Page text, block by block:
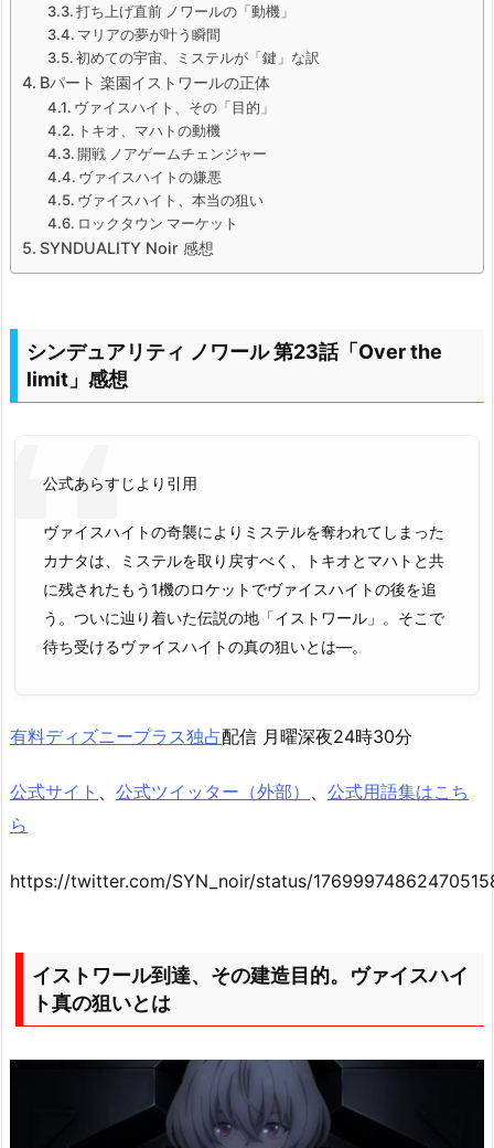
打ち上げ直前 ノワールの「動機」
マリアの夢が叶う瞬間
初めての宇宙、ミステルが「鍵」な訳
Bパート 楽園イストワールの正体
ヴァイスハイト、その「目的」
トキオ、マハトの動機
開戦 ノアゲームチェンジャー
ヴァイスハイトの嫌悪
ヴァイスハイト、本当の狙い
ロックタウン マーケット
SYNDUALITY Noir 感想
シンデュアリティ ノワール 第23話「Over the
limit」感想
公式あらすじより引用
ヴァイスハイトの奇襲によりミステルを奪われてしまった
カナタは、ミステルを取り戻すべく、トキオとマハトと共
に残されたもう1機のロケットでヴァイスハイトの後を追
う。ついに辿り着いた伝説の地「イストワール」。そこで
待ち受けるヴァイスハイトの真の狙いとは―。
有料ディズニープラス独占配信 月曜深夜24時30分
公式サイト 、 公式ツイッター（外部） 、 公式用語集はこち
ら
https://twitter.com/SYN_noir/status/
イストワール到達、その建造目的。ヴァイスハイ
ト真の狙いとは